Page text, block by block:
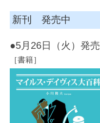
新刊 発売中
●5月26日（火）発売
［書籍］